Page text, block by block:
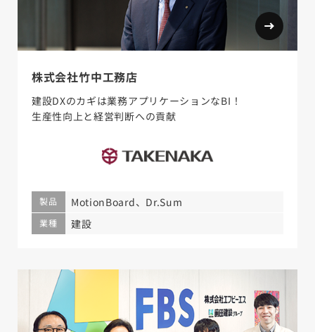
株式会社竹中工務店
建設DXのカギは業務アプリケーションなBI！
生産性向上と経営判断への貢献
製品 MotionBoard、Dr.Sum
業種 建設